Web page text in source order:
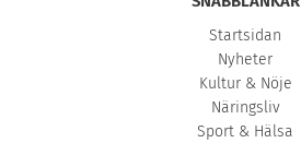
Startsidan
Nyheter
Kultur & Nöje
Näringsliv
Sport & Hälsa